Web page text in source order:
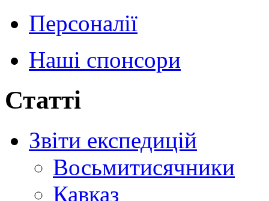
Персоналії
Наші спонсори
Статті
Звіти експедицій
Восьмитисячники
Кавказ